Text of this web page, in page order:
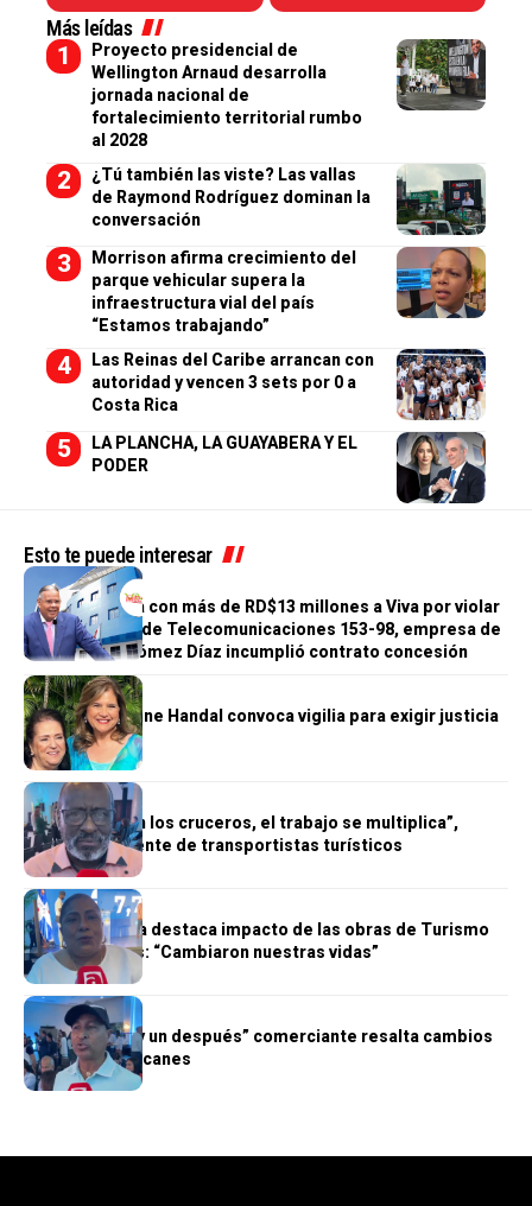
Más leídas
Proyecto presidencial de
Wellington Arnaud desarrolla
jornada nacional de
fortalecimiento territorial rumbo
al 2028
¿Tú también las viste? Las vallas
de Raymond Rodríguez dominan la
conversación
Morrison afirma crecimiento del
parque vehicular supera la
infraestructura vial del país
“Estamos trabajando”
Las Reinas del Caribe arrancan con
autoridad y vencen 3 sets por 0 a
Costa Rica
LA PLANCHA, LA GUAYABERA Y EL
PODER
Esto te puede interesar
NACIONALES
INDOTEL multa con más de RD$13 millones a Viva por violar
la Ley General de Telecomunicaciones 153-98, empresa de
Juan Ramón Gómez Díaz incumplió contrato concesión
NACIONALES
Familia de Ivonne Handal convoca vigilia para exigir justicia
NACIONALES
“Cuando llegan los cruceros, el trabajo se multiplica”,
afirma presidente de transportistas turísticos
NACIONALES
Emprendedora destaca impacto de las obras de Turismo
en Guayacanes: “Cambiaron nuestras vidas”
NACIONALES
“Hay un antes y un después” comerciante resalta cambios
en playa Guayacanes